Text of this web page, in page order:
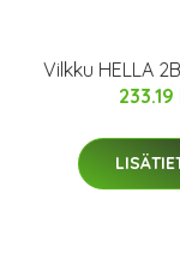
Vilkku HELLA
233.19